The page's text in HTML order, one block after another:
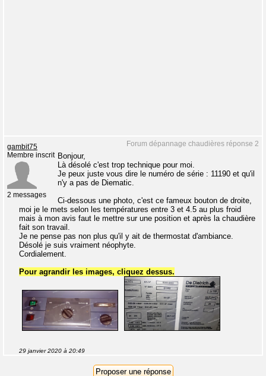
Forum dépannage chaudières réponse 2
gambit75
Membre inscrit
2 messages
Bonjour,
Là désolé c'est trop technique pour moi.
Je peux juste vous dire le numéro de série : 11190 et qu'il
n'y a pas de Diematic.
Ci-dessous une photo, c'est ce fameux bouton de droite,
moi je le mets selon les températures entre 3 et 4.5 au plus froid
mais à mon avis faut le mettre sur une position et après la chaudière
fait son travail.
Je ne pense pas non plus qu'il y ait de thermostat d'ambiance.
Désolé je suis vraiment néophyte.
Cordialement.
Pour agrandir les images, cliquez dessus.
29 janvier 2020 à 20:49